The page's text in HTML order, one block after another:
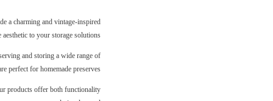
a charming and vintage-inspired
to your storage solutions.
and storing a wide range of
perfect for homemade preserves.
products offer both functionality